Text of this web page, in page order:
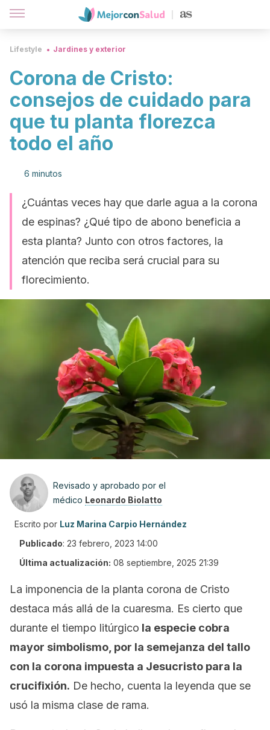
Lifestyle Jardines y exterior
Corona de Cristo:
consejos de cuidado para
que tu planta florezca
todo el año
6 minutos
¿Cuántas veces hay que darle agua a la corona
de espinas? ¿Qué tipo de abono beneficia a
esta planta? Junto con otros factores, la
atención que reciba será crucial para su
florecimiento.
Revisado y aprobado por el
médico Leonardo Biolatto
Escrito por Luz Marina Carpio Hernández
Publicado: 23 febrero, 2023 14:00
Última actualización: 08 septiembre, 2025 21:39
La imponencia de la planta corona de Cristo
destaca más allá de la cuaresma. Es cierto que
durante el tiempo litúrgico la especie cobra
mayor simbolismo, por la semejanza del tallo
con la corona impuesta a Jesucristo para la
crucifixión. De hecho, cuenta la leyenda que se
usó la misma clase de rama.